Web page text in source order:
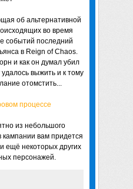
об альтернативной
во время
событий последний
в Reign of Chaos.
и как он думал убил
выжить и к тому
отомстить...
процессе
из небольшого
кампании вам придется
ещё некоторых других
персонажей.